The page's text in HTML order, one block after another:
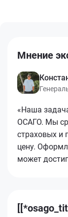
Мнение
«Наша
ОСАГО. Мы
страховых и
цену.
может